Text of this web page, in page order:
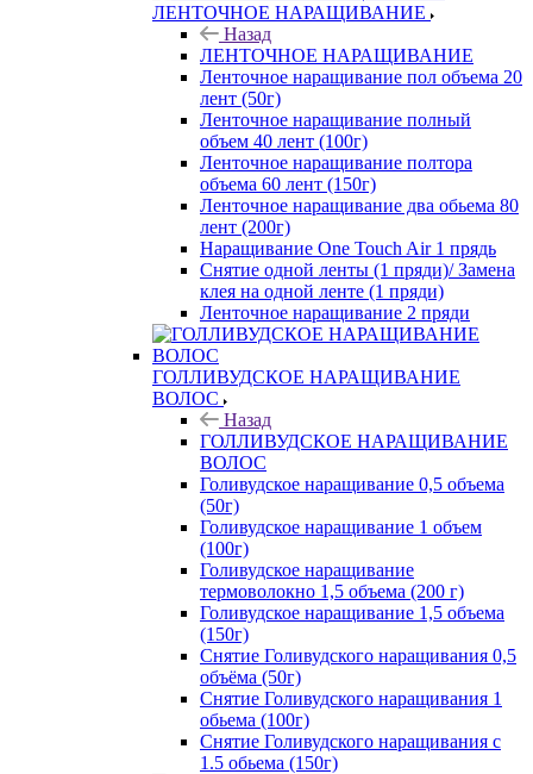
ЛЕНТОЧНОЕ НАРАЩИВАНИЕ
Назад
ЛЕНТОЧНОЕ НАРАЩИВАНИЕ
Ленточное наращивание пол объема 20
лент (50г)
Ленточное наращивание полный
объем 40 лент (100г)
Ленточное наращивание полтора
объема 60 лент (150г)
Ленточное наращивание два обьема 80
лент (200г)
Наращивание One Touch Air 1 прядь
Снятие одной ленты (1 пряди)/ Замена
клея на одной ленте (1 пряди)
Ленточное наращивание 2 пряди
ГОЛЛИВУДСКОЕ НАРАЩИВАНИЕ
ВОЛОС
Назад
ГОЛЛИВУДСКОЕ НАРАЩИВАНИЕ
ВОЛОС
Голивудское наращивание 0,5 объема
(50г)
Голивудское наращивание 1 объем
(100г)
Голивудское наращивание
термоволокно 1,5 объема (200 г)
Голивудское наращивание 1,5 объема
(150г)
Снятие Голивудского наращивания 0,5
объёма (50г)
Снятие Голивудского наращивания 1
обьема (100г)
Снятие Голивудского наращивания с
1.5 обьема (150г)